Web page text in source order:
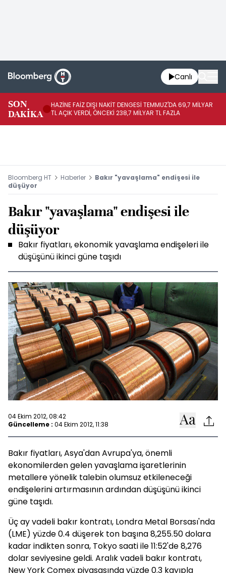
Canlı
SON
DAKİKA
HAZİNE FAİZ DIŞI NAKİT DENGESİ TEMMUZ'DA 69,7 MİLYAR
TL AÇIK VERDİ, ÖNCEKİ 238,7 MİLYAR TL FAZLA
Bloomberg HT Haberler
Bakır "yavaşlama" endişesi ile
düşüyor
Bakır "yavaşlama" endişesi ile
düşüyor
Bakır fiyatları, ekonomik yavaşlama endişeleri ile
düşüşünü ikinci güne taşıdı
04 Ekim 2012, 08:42
Güncelleme : 04 Ekim 2012, 11:38
Bakır fiyatları, Asya'dan Avrupa'ya, önemli
ekonomilerden gelen yavaşlama işaretlerinin
metallere yönelik talebin olumsuz etkileneceği
endişelerini artırmasının ardından düşüşünü ikinci
güne taşıdı.
Üç ay vadeli bakır kontratı, Londra Metal Borsası'nda
(LME) yüzde 0.4 düşerek ton başına 8,255.50 dolara
kadar indikten sonra, Tokyo saati ile 11:52'de 8,276
dolar seviyesine geldi. Aralık vadeli bakır kontratı,
New York Comex piyasasında yüzde 0.3 kayıpla